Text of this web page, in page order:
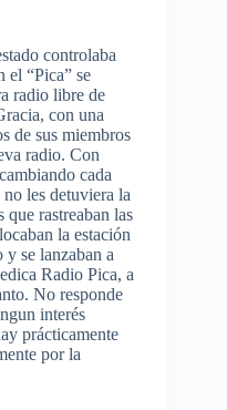
controlaba
el “Pica” se
radio libre de
con una
de sus miembros
radio. Con
cada
les detuviera la
rastreaban las
la estación
se lanzaban a
Radio Pica, a
No responde
interés
prácticamente
por la